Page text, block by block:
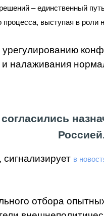
– единственный
выступая в
в
отбора